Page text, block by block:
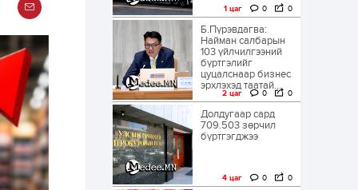
1 цаг 0 0
Б.Пүрэвдагва:
Найман салбарын
103 үйлчилгээний
бүртгэлийг
цуцалснаар бизнес
эрхлэхэд таатай...
2 цаг 0 0
Долдугаар сард
709.503 зөрчил
бүртгэгджээ
4 цаг 0 0